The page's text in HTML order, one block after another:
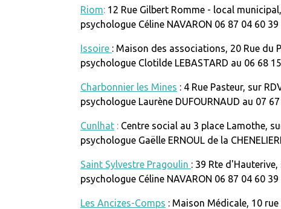
Riom: 12 Rue Gilbert Romme - local
psychologue Céline NAVARON 06 87 04 60 39
Issoire : Maison des associations, 20 Rue du
psychologue Clotilde LEBASTARD au 06 68
Charbonnier les Mines : 4 Rue Pasteur, sur
psychologue Laurène DUFOURNAUD au 07
Cunlhat : Centre social au 3 place Lamothe,
psychologue Gaëlle ERNOUL de la
Saint Sylvestre Pragoulin : 39 Rte d'Hauterive,
psychologue Céline NAVARON 06 87 04 60 39
Les Ancizes-Comps : Maison Médicale, 10 rue